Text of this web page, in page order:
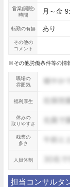
営業(開院)
時間
月～金
転勤の有無 あり
その他の
コメント
※その他労働条件等の情
職場の
雰囲気
福利厚生
休みの
取りやすさ
残業の
多さ
人員体制
担当コンサルタ